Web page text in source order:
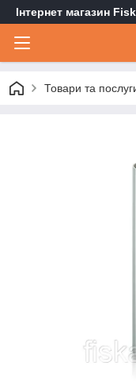
Інтернет магазин
Товари та